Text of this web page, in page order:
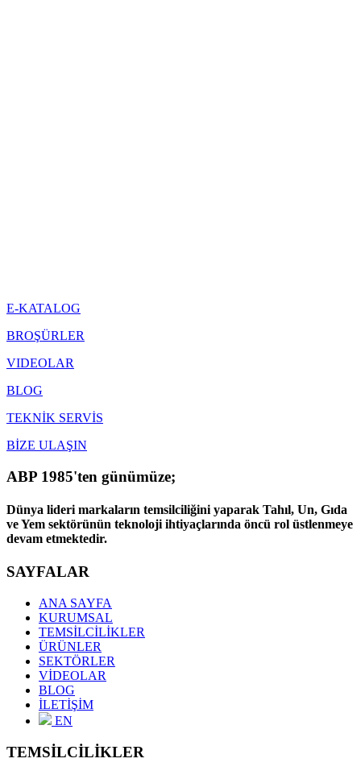
E-KATALOG
BROŞÜRLER
VIDEOLAR
BLOG
TEKNİK SERVİS
BİZE ULAŞIN
ABP 1985'ten günümüze;
Dünya lideri markaların temsilciliğini yaparak Tahıl, Un, Gıda
ve Yem sektörünün teknoloji ihtiyaçlarında öncü rol üstlenmeye
devam etmektedir.
SAYFALAR
ANA SAYFA
KURUMSAL
TEMSİLCİLİKLER
ÜRÜNLER
SEKTÖRLER
VİDEOLAR
BLOG
İLETİŞİM
EN
TEMSİLCİLİKLER